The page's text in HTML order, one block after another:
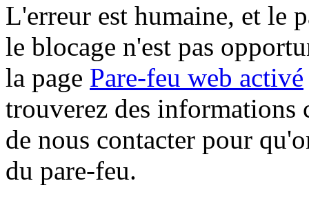
L'erreur est humaine, et le
le blocage n'est pas
la page Pare-feu web activé
trouverez des informations
de nous contacter pour
du pare-feu.